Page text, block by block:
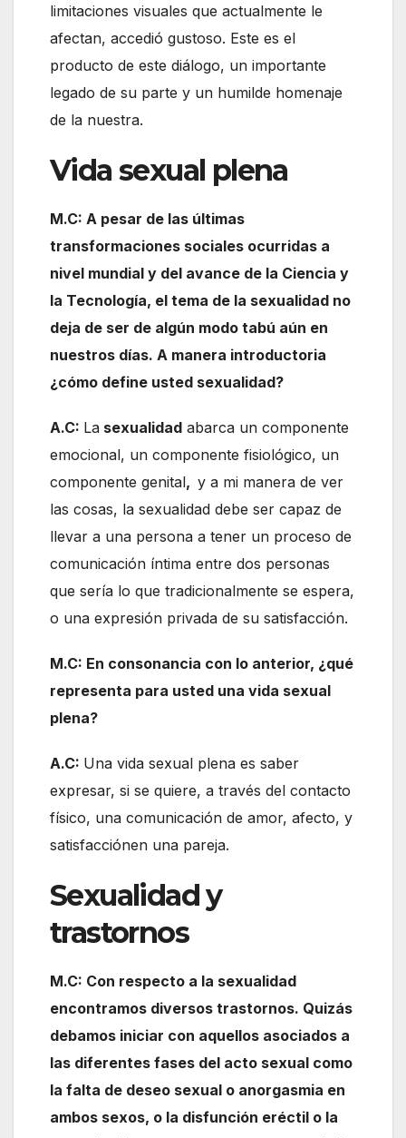
limitaciones visuales que actualmente le
afectan, accedió gustoso. Este es el
producto de este diálogo, un importante
legado de su parte y un humilde homenaje
de la nuestra.
Vida sexual plena
M.C: A pesar de las últimas
transformaciones sociales ocurridas a
nivel mundial y del avance de la Ciencia y
la Tecnología, el tema de la sexualidad no
deja de ser de algún modo tabú aún en
nuestros días. A manera introductoria
¿cómo define usted sexualidad?
A.C: La sexualidad abarca un componente
emocional, un componente fisiológico, un
componente genital, y a mi manera de ver
las cosas, la sexualidad debe ser capaz de
llevar a una persona a tener un proceso de
comunicación íntima entre dos personas
que sería lo que tradicionalmente se espera,
o una expresión privada de su satisfacción.
M.C: En consonancia con lo anterior, ¿qué
representa para usted una vida sexual
plena?
A.C: Una vida sexual plena es saber
expresar, si se quiere, a través del contacto
físico, una comunicación de amor, afecto, y
satisfacciónen una pareja.
Sexualidad y
trastornos
M.C: Con respecto a la sexualidad
encontramos diversos trastornos. Quizás
debamos iniciar con aquellos asociados a
las diferentes fases del acto sexual como
la falta de deseo sexual o anorgasmia en
ambos sexos, o la disfunción eréctil o la